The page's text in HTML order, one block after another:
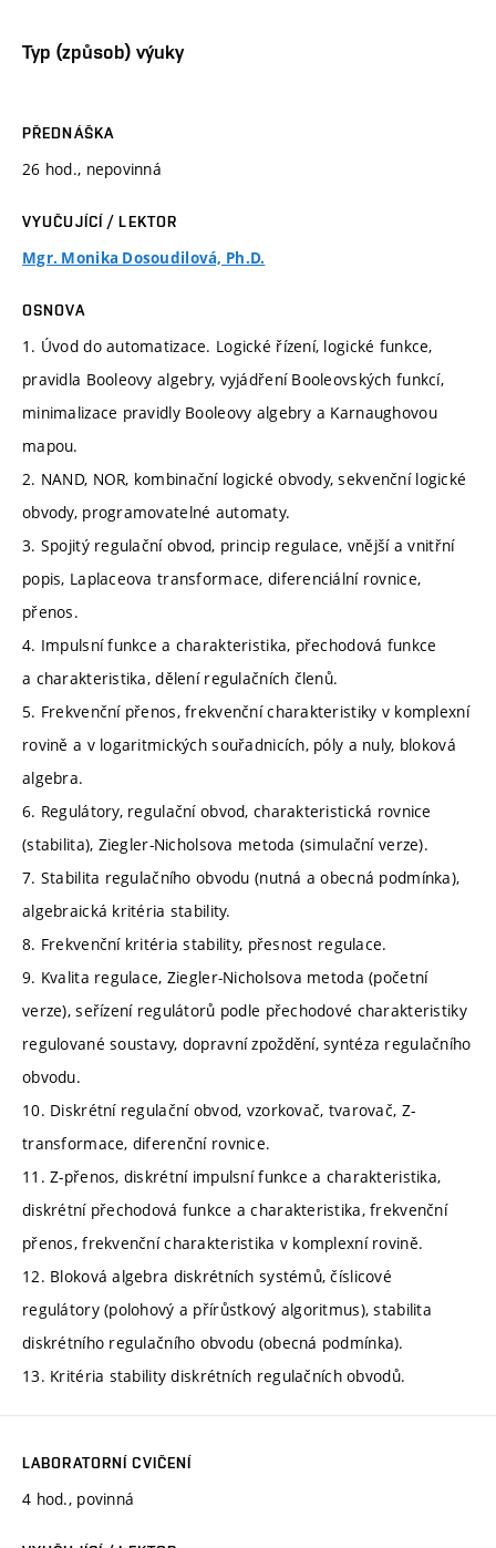
Typ (způsob) výuky
PŘEDNÁŠKA
26 hod., nepovinná
VYUČUJÍCÍ / LEKTOR
Mgr. Monika Dosoudilová, Ph.D.
OSNOVA
1. Úvod do automatizace. Logické řízení, logické funkce,
pravidla Booleovy algebry, vyjádření Booleovských funkcí,
minimalizace pravidly Booleovy algebry a Karnaughovou
mapou.
2. NAND, NOR, kombinační logické obvody, sekvenční logické
obvody, programovatelné automaty.
3. Spojitý regulační obvod, princip regulace, vnější a vnitřní
popis, Laplaceova transformace, diferenciální rovnice,
přenos.
4. Impulsní funkce a charakteristika, přechodová funkce
a charakteristika, dělení regulačních členů.
5. Frekvenční přenos, frekvenční charakteristiky v komplexní
rovině a v logaritmických souřadnicích, póly a nuly, bloková
algebra.
6. Regulátory, regulační obvod, charakteristická rovnice
(stabilita), Ziegler-Nicholsova metoda (simulační verze).
7. Stabilita regulačního obvodu (nutná a obecná podmínka),
algebraická kritéria stability.
8. Frekvenční kritéria stability, přesnost regulace.
9. Kvalita regulace, Ziegler-Nicholsova metoda (početní
verze), seřízení regulátorů podle přechodové charakteristiky
regulované soustavy, dopravní zpoždění, syntéza regulačního
obvodu.
10. Diskrétní regulační obvod, vzorkovač, tvarovač, Z-
transformace, diferenční rovnice.
11. Z-přenos, diskrétní impulsní funkce a charakteristika,
diskrétní přechodová funkce a charakteristika, frekvenční
přenos, frekvenční charakteristika v komplexní rovině.
12. Bloková algebra diskrétních systémů, číslicové
regulátory (polohový a přírůstkový algoritmus), stabilita
diskrétního regulačního obvodu (obecná podmínka).
13. Kritéria stability diskrétních regulačních obvodů.
LABORATORNÍ CVIČENÍ
4 hod., povinná